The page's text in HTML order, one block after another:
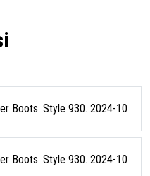
Lining 2: Split leather
Boots. Style 930. 2024-10
Boots. Style 930. 2024-10